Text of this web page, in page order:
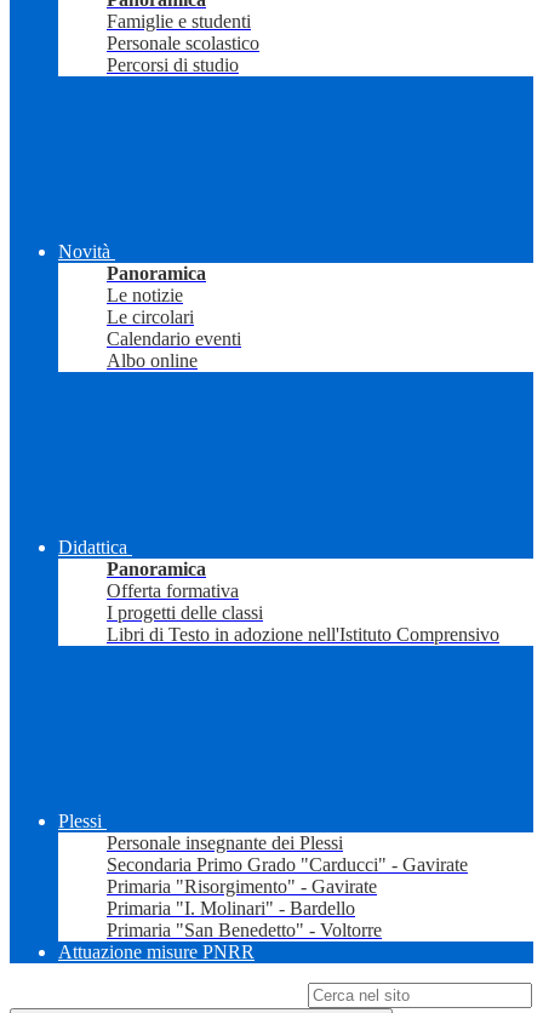
Famiglie e studenti
Personale scolastico
Percorsi di studio
Novità
Panoramica
Le notizie
Le circolari
Calendario eventi
Albo online
Didattica
Panoramica
Offerta formativa
I progetti delle classi
Libri di Testo in adozione nell'Istituto Comprensivo
Plessi
Personale insegnante dei Plessi
Secondaria Primo Grado "Carducci" - Gavirate
Primaria "Risorgimento" - Gavirate
Primaria "I. Molinari" - Bardello
Primaria "San Benedetto" - Voltorre
Attuazione misure PNRR